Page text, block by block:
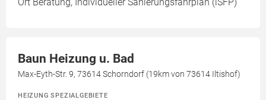
Baun Heizung u. Bad
Max-Eyth-Str. 9, 73614 Schorndorf (19km von 73614 Iltishof)
HEIZUNG SPEZIALGEBIETE